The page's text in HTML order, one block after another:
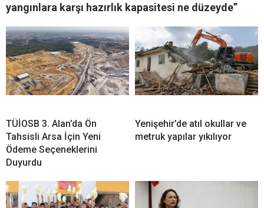
yangınlara karşı hazırlık kapasitesi ne düzeyde”
TÜİOSB 3. Alan’da Ön
Tahsisli Arsa İçin Yeni
Ödeme Seçeneklerini
Duyurdu
Yenişehir’de atıl okullar ve
metruk yapılar yıkılıyor